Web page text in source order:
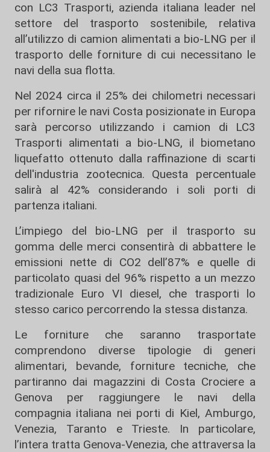
con LC3 Trasporti, azienda italiana leader nel
settore del trasporto sostenibile, relativa
all’utilizzo di camion alimentati a bio-LNG per il
trasporto delle forniture di cui necessitano le
navi della sua flotta.
Nel 2024 circa il 25% dei chilometri necessari
per rifornire le navi Costa posizionate in Europa
sarà percorso utilizzando i camion di LC3
Trasporti alimentati a bio-LNG, il biometano
liquefatto ottenuto dalla raffinazione di scarti
dell'industria zootecnica. Questa percentuale
salirà al 42% considerando i soli porti di
partenza italiani.
L’impiego del bio-LNG per il trasporto su
gomma delle merci consentirà di abbattere le
emissioni nette di CO2 dell’87% e quelle di
particolato quasi del 96% rispetto a un mezzo
tradizionale Euro VI diesel, che trasporti lo
stesso carico percorrendo la stessa distanza.
Le forniture che saranno trasportate
comprendono diverse tipologie di generi
alimentari, bevande, forniture tecniche, che
partiranno dai magazzini di Costa Crociere a
Genova per raggiungere le navi della
compagnia italiana nei porti di Kiel, Amburgo,
Venezia, Taranto e Trieste. In particolare,
l’intera tratta Genova-Venezia, che attraversa la